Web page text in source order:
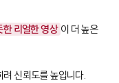
리얼한 영상 이 더 높은
신뢰도를 높입니다.